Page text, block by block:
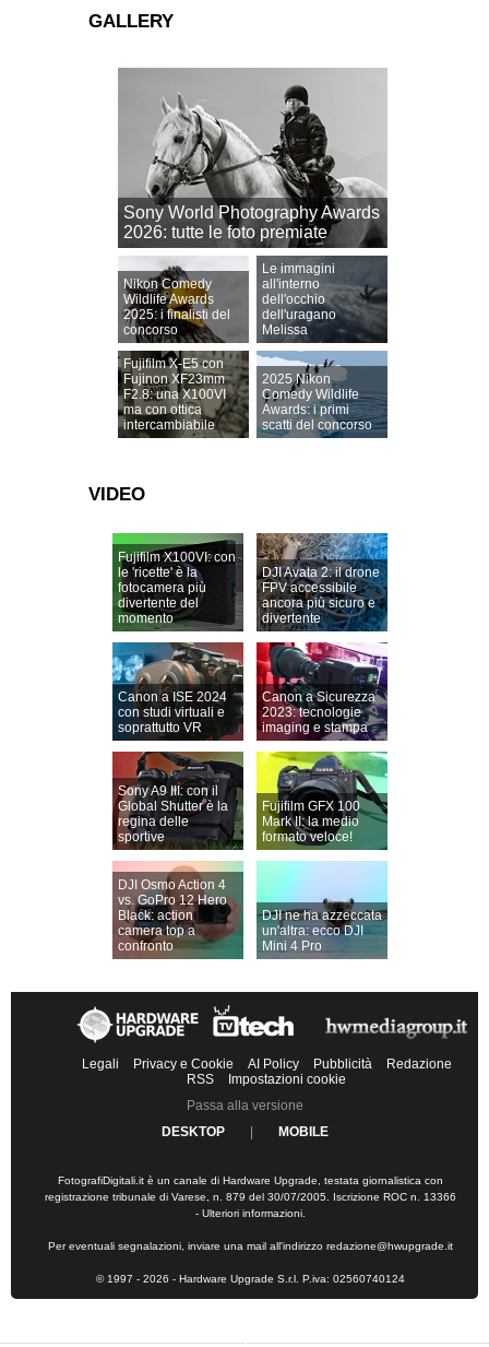
GALLERY
Sony World Photography Awards
2026: tutte le foto premiate
Nikon Comedy
Wildlife Awards
2025: i finalisti del
concorso
Le immagini
all'interno
dell'occhio
dell'uragano
Melissa
Fujifilm X-E5 con
Fujinon XF23mm
F2.8: una X100VI
ma con ottica
intercambiabile
2025 Nikon
Comedy Wildlife
Awards: i primi
scatti del concorso
VIDEO
Fujifilm X100VI: con
le 'ricette' è la
fotocamera più
divertente del
momento
DJI Avata 2: il drone
FPV accessibile
ancora più sicuro e
divertente
Canon a ISE 2024
con studi virtuali e
soprattutto VR
Canon a Sicurezza
2023: tecnologie
imaging e stampa
Sony A9 III: con il
Global Shutter è la
regina delle
sportive
Fujifilm GFX 100
Mark II: la medio
formato veloce!
DJI Osmo Action 4
vs. GoPro 12 Hero
Black: action
camera top a
confronto
DJI ne ha azzeccata
un'altra: ecco DJI
Mini 4 Pro
Legali Privacy e Cookie AI Policy Pubblicità
Redazione
RSS
Impostazioni cookie
Passa alla versione
DESKTOP
MOBILE
FotografiDigitali.it è un canale di Hardware Upgrade, testata giornalistica con
registrazione tribunale di Varese, n. 879 del 30/07/2005. Iscrizione ROC n. 13366
- Ulteriori informazioni.
Per eventuali segnalazioni, inviare una mail all'indirizzo redazione@hwupgrade.it
© 1997 - 2026 - Hardware Upgrade S.r.l. P.iva: 02560740124